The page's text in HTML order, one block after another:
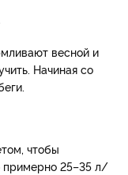
весной и
Начиная со
чтобы
примерно 25–35 л/